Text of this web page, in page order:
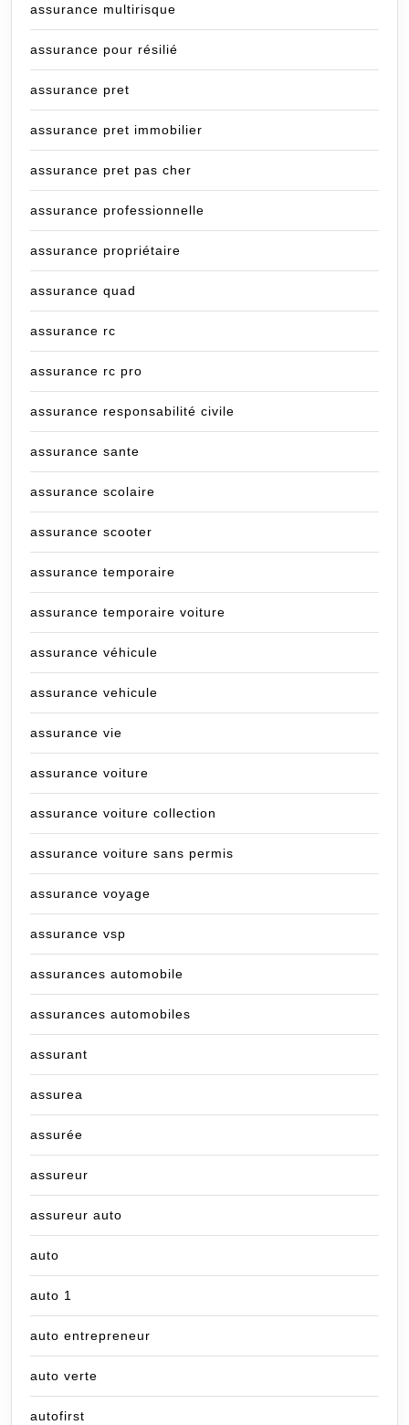
assurance multirisque
assurance pour résilié
assurance pret
assurance pret immobilier
assurance pret pas cher
assurance professionnelle
assurance propriétaire
assurance quad
assurance rc
assurance rc pro
assurance responsabilité civile
assurance sante
assurance scolaire
assurance scooter
assurance temporaire
assurance temporaire voiture
assurance véhicule
assurance vehicule
assurance vie
assurance voiture
assurance voiture collection
assurance voiture sans permis
assurance voyage
assurance vsp
assurances automobile
assurances automobiles
assurant
assurea
assurée
assureur
assureur auto
auto
auto 1
auto entrepreneur
auto verte
autofirst